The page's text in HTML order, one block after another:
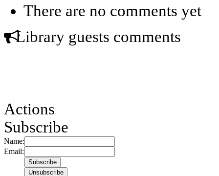
There are no comments yet
Library guests comments
Actions
Subscribe
Name:
Email: